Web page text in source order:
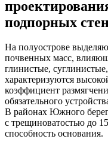
подпорных
На полуострове
почвенных масс,
глинистые,
характеризуются
коэффициент
обязательного
В районах Южного
с трещиноватостью до
способность основания.